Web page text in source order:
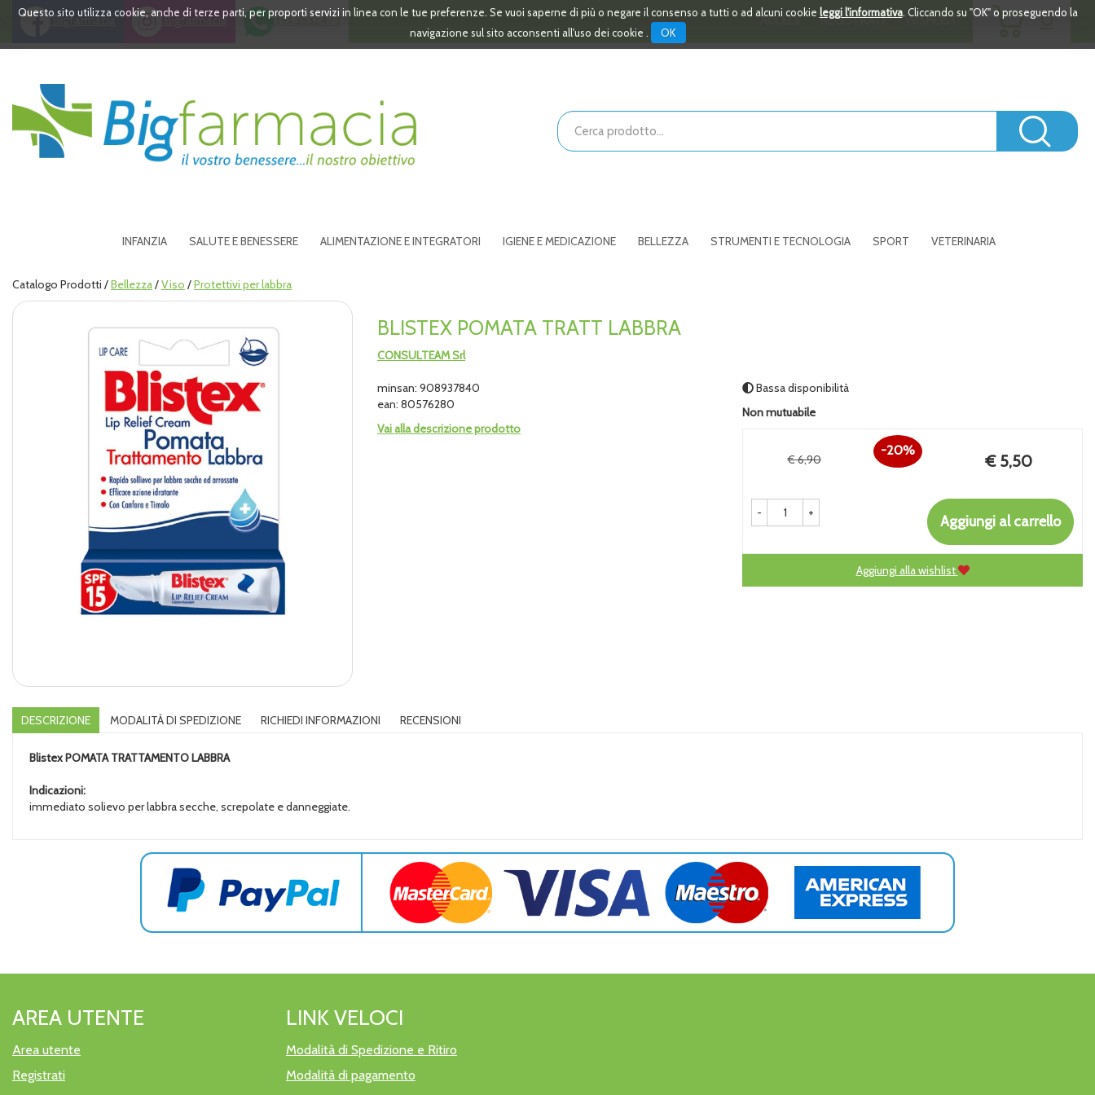
PassaQuesto sito utilizza cookie, anche di terze parti, per proporti servizi in linea con le tue preferenze. Se vuoi saperne di più o negare il consenso a tutti o ad alcuni cookie leggi l'informativa. Cliccando su "OK" o proseguendo la
navigazione sul sito acconsenti all'uso dei cookie .
OK
Bigfarmacia Bigfarmacia 391 3532473 ACCEDI REGISTRATI WISHLIST 0
ARTICOLI
Bigfarmacia
Cerca
Prodotto
INFANZIA SALUTE E BENESSERE ALIMENTAZIONE E INTEGRATORI IGIENE E MEDICAZIONE BELLEZZA STRUMENTI E TECNOLOGIA SPORT VETERINARIA
Catalogo Prodotti /Bellezza/Viso /Protettivi per labbra
BLISTEX POMATA TRATT LABBRA
CONSULTEAM Srl
minsan: 908937840
ean: 80576280
Vai alla descrizione prodotto
Bassa disponibilità
Non mutuabile
20%
€ 6,90
Prezzo
€ 5,50
- + Aggiungi al carrello
Aggiungi alla wishlist
DESCRIZIONE MODALITÀ DI SPEDIZIONE RICHIEDI INFORMAZIONI RECENSIONI
BlistexPOMATA TRATTAMENTO LABBRA
Indicazioni:
immediato solievo per labbra secche, screpolate e danneggiate.
AREA UTENTE
Area utente
Registrati
LINK VELOCI
Modalità di Spedizione e Ritiro
Modalità di pagamento